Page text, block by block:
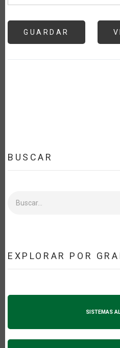
BUSCAR
EXPLORAR POR
SISTEMAS